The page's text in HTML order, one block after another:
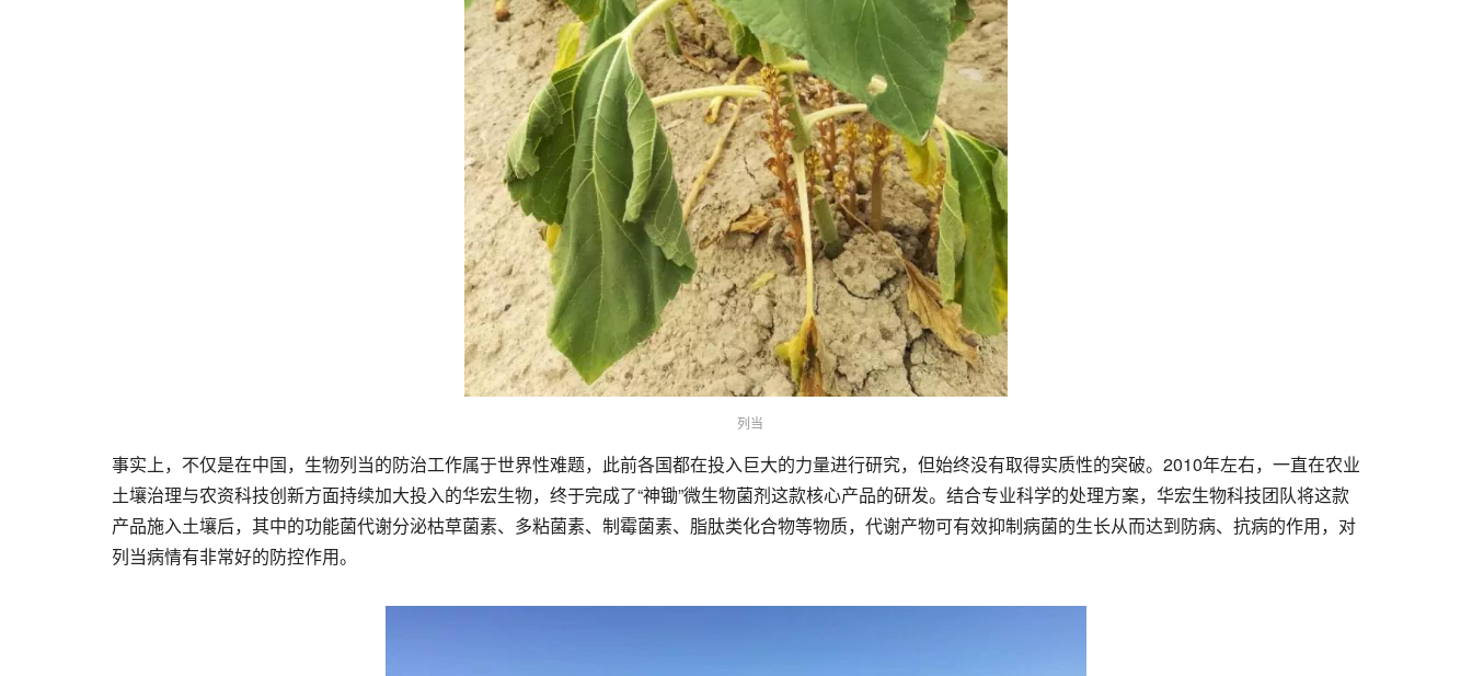
列当
事实上，不仅是在中国，生物列当的防治工作属于世界性难题，此前各国都在投入巨大的力量进行研究，但始终没有取得实质性的突破。2010年左右，一直在农业
土壤治理与农资科技创新方面持续加大投入的华宏生物，终于完成了“神锄”微生物菌剂这款核心产品的研发。结合专业科学的处理方案，华宏生物科技团队将这款
产品施入土壤后，其中的功能菌代谢分泌枯草菌素、多粘菌素、制霉菌素、脂肽类化合物等物质，代谢产物可有效抑制病菌的生长从而达到防病、抗病的作用，对
列当病情有非常好的防控作用。